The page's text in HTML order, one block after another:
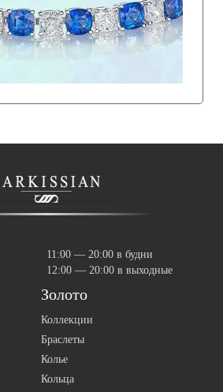
Золото
Коллекции
Браслеты
Колье
Кольца
11:00 — 20:00 в будни
12:00 — 20:00 в выходные